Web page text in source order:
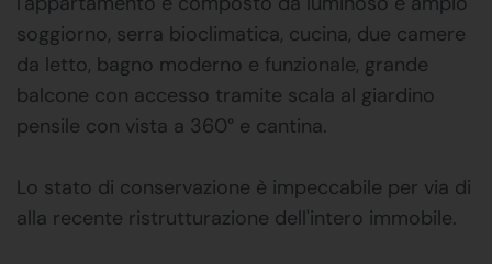
soggiorno, serra bioclimatica, cucina, due camere
da letto, bagno moderno e funzionale, grande
balcone con accesso tramite scala al giardino
pensile con vista a 360° e cantina.
Lo stato di conservazione è impeccabile per via di
alla recente ristrutturazione dell'intero immobile.